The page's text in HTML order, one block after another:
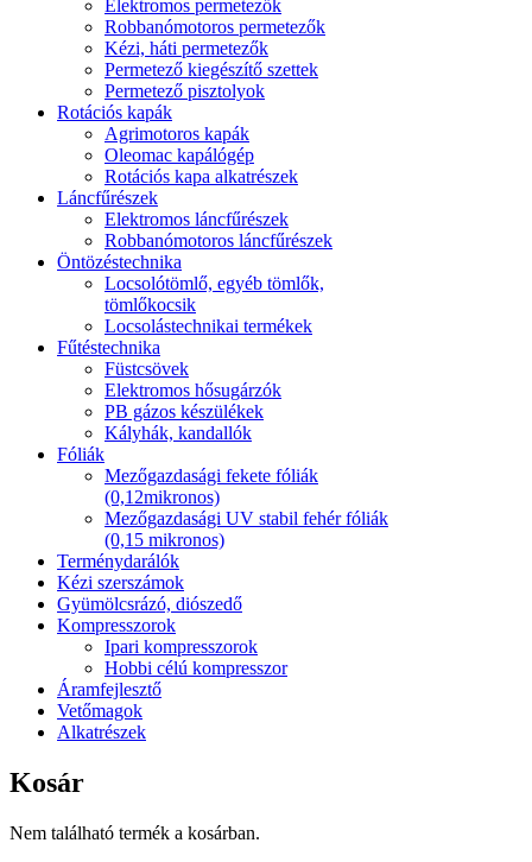
Elektromos permetezők
Robbanómotoros permetezők
Kézi, háti permetezők
Permetező kiegészítő szettek
Permetező pisztolyok
Rotációs kapák
Agrimotoros kapák
Oleomac kapálógép
Rotációs kapa alkatrészek
Láncfűrészek
Elektromos láncfűrészek
Robbanómotoros láncfűrészek
Öntözéstechnika
Locsolótömlő, egyéb tömlők,
tömlőkocsik
Locsolástechnikai termékek
Fűtéstechnika
Füstcsövek
Elektromos hősugárzók
PB gázos készülékek
Kályhák, kandallók
Fóliák
Mezőgazdasági fekete fóliák
(0,12mikronos)
Mezőgazdasági UV stabil fehér fóliák
(0,15 mikronos)
Terménydarálók
Kézi szerszámok
Gyümölcsrázó, diószedő
Kompresszorok
Ipari kompresszorok
Hobbi célú kompresszor
Áramfejlesztő
Vetőmagok
Alkatrészek
Kosár
Nem található termék a kosárban.